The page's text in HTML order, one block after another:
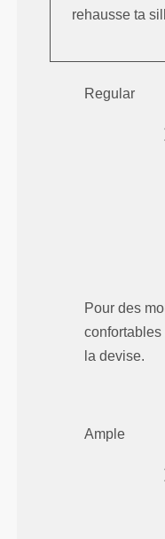
rehausse ta
Regular
Pour des
confortables
la devise.
Ample